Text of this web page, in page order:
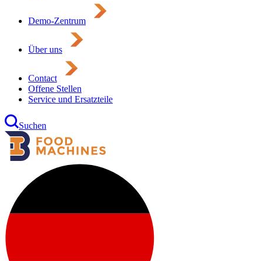
Demo-Zentrum
Über uns
Contact
Offene Stellen
Service und Ersatzteile
Suchen